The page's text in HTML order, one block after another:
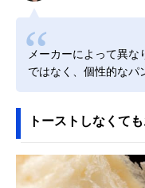
メーカーによって異
ではなく、個性的なパ
トーストしなくて